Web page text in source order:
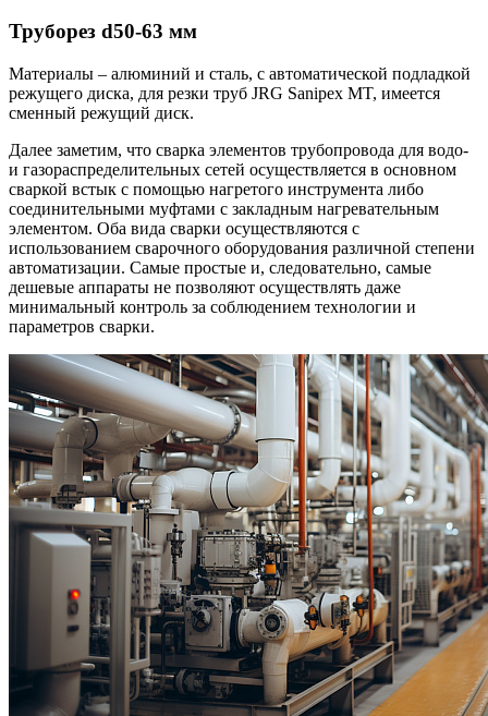
Труборез d50-63 мм
Материалы – алюминий и сталь, с автоматической подладкой
режущего диска, для резки труб JRG Sanipex MT, имеется
сменный режущий диск.
Далее заметим, что сварка элементов трубопровода для водо-
и газораспределительных сетей осуществляется в основном
сваркой встык с помощью нагретого инструмента либо
соединительными муфтами с закладным нагревательным
элементом. Оба вида сварки осуществляются с
использованием сварочного оборудования различной степени
автоматизации. Самые простые и, следовательно, самые
дешевые аппараты не позволяют осуществлять даже
минимальный контроль за соблюдением технологии и
параметров сварки.